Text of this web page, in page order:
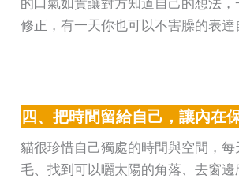
修正，有一天你也可以不害臊的表達
四、把時間留給自己，讓內在
貓很珍惜自己獨處的時間與空間，
毛、找到可以曬太陽的角落、去窗